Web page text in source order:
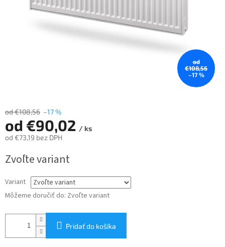
od
€108,56
–17 %
od €108,56 –17 %
od €90,02 / ks
od €73,19 bez DPH
cena:
Zvoľte variant
Variant
Môžeme doručiť do: Zvoľte variant
Pridať do košíka